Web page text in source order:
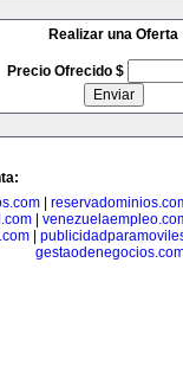
Realizar una Oferta
Precio Ofrecido $
|